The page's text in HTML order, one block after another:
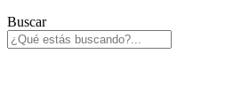
Buscar